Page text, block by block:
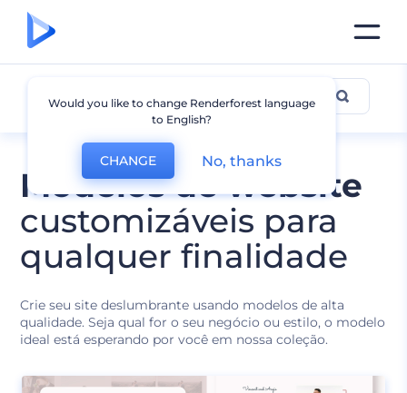
Modelos de website
customizáveis para
qualquer finalidade
Crie seu site deslumbrante usando modelos de alta
qualidade. Seja qual for o seu negócio ou estilo, o modelo
ideal está esperando por você em nossa coleção.
Todos os Modelos
Would you like to change Renderforest language
to English?
CHANGE No, thanks